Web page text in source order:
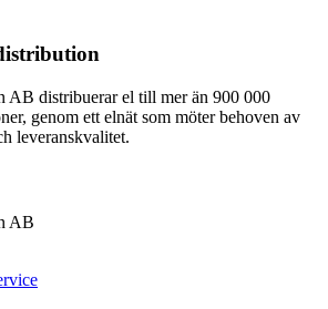
AB distribuerar el till mer än 900 000
genom ett elnät som möter behoven av
leveranskvalitet.
AB